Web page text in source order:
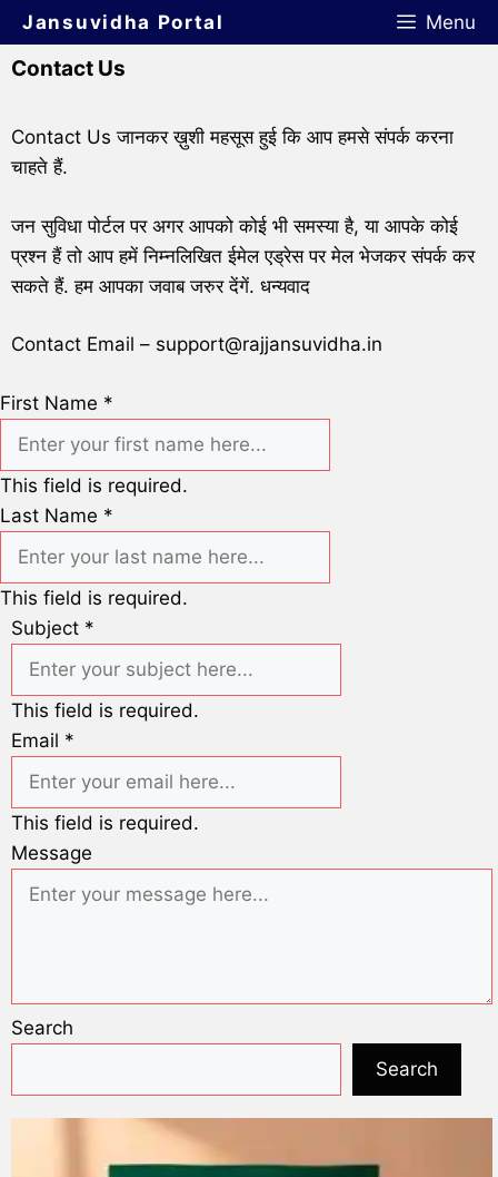
Jansuvidha Portal Menu
Contact Us
Contact Us जानकर ख़ुशी महसूस हुई कि आप हमसे संपर्क करना
चाहते हैं.
जन सुविधा पोर्टल पर अगर आपको कोई भी समस्या है, या आपके कोई
प्रश्न हैं तो आप हमें निम्नलिखित ईमेल एड्रेस पर मेल भेजकर संपर्क कर
सकते हैं. हम आपका जवाब जरुर देंगें. धन्यवाद
Contact Email – support@rajjansuvidha.in
First Name *
This field is required.
Last Name *
This field is required.
Subject *
This field is required.
Email *
This field is required.
Message
Search
Search